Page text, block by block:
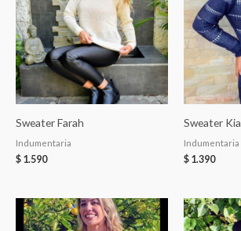
Sweater Farah
Indumentaria
$ 1.590
Sweater
Indumentaria
$ 1.390